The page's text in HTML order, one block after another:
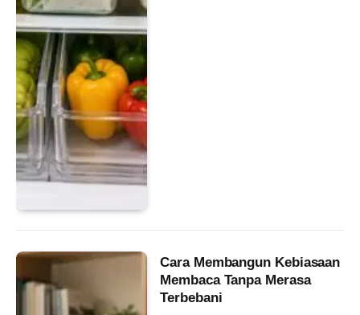
Cara Membangun Kebiasaan
Membaca Tanpa Merasa
Terbebani